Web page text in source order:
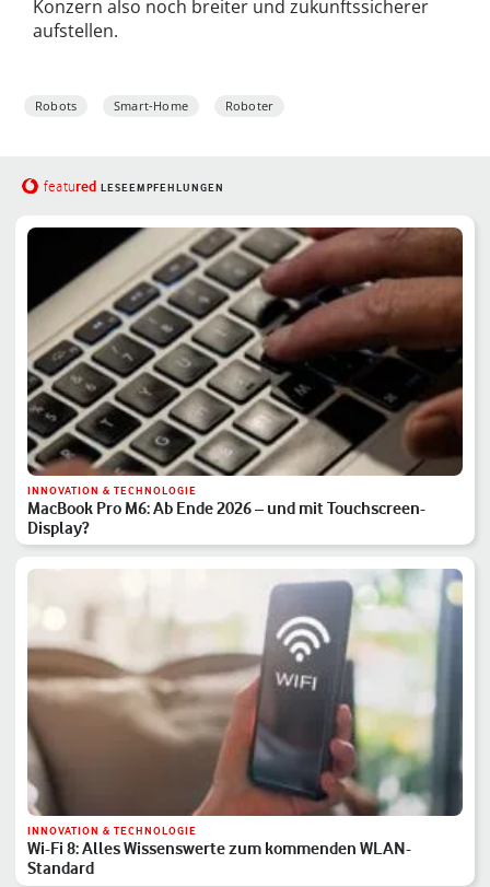
Konzern also noch breiter und zukunftssicherer
aufstellen.
Robots Smart-Home Roboter
featured LESEEMPFEHLUNGEN
INNOVATION & TECHNOLOGIE
MacBook Pro M6: Ab Ende 2026 – und mit Touchscreen-
Display?
INNOVATION & TECHNOLOGIE
Wi-Fi 8: Alles Wissenswerte zum kommenden WLAN-
Standard